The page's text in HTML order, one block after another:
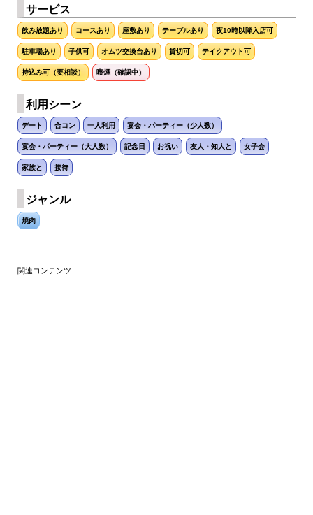
サービス
飲み放題あり コースあり 座敷あり テーブルあり 夜10時以降入店可
駐車場あり 子供可 オムツ交換台あり 貸切可 テイクアウト可
持込み可（要相談） 喫煙（確認中）
利用シーン
デート 合コン 一人利用 宴会・パーティー（少人数）
宴会・パーティー（大人数） 記念日 お祝い 友人・知人と 女子会
家族と 接待
ジャンル
焼肉
関連コンテンツ